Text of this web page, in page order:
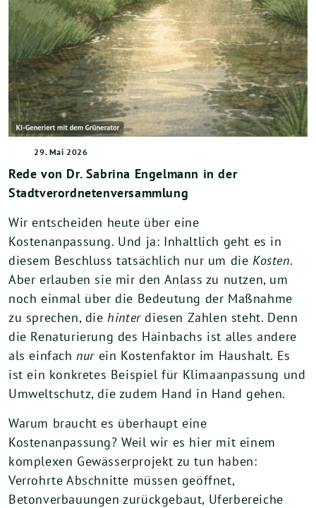
29. Mai 2026
Rede von Dr. Sabrina Engelmann in der
Stadtverordnetenversammlung
Wir entscheiden heute über eine
Kostenanpassung. Und ja: Inhaltlich geht es in
diesem Beschluss tatsächlich nur um dieKosten.
Aber erlauben sie mir den Anlass zu nutzen, um
noch einmal über die Bedeutung der Maßnahme
zu sprechen, diehinterdiesen Zahlen steht. Denn
die Renaturierung des Hainbachs ist alles andere
als einfachnur ein Kostenfaktor im Haushalt. Es
ist ein konkretes Beispiel für Klimaanpassung und
Umweltschutz, die zudem Hand in Hand gehen.
Warum braucht es überhaupt eine
Kostenanpassung? Weil wir es hier mit einem
komplexen Gewässerprojekt zu tun haben:
Verrohrte Abschnitte müssen geöffnet,
Betonverbauungen zurückgebaut, Uferbereiche